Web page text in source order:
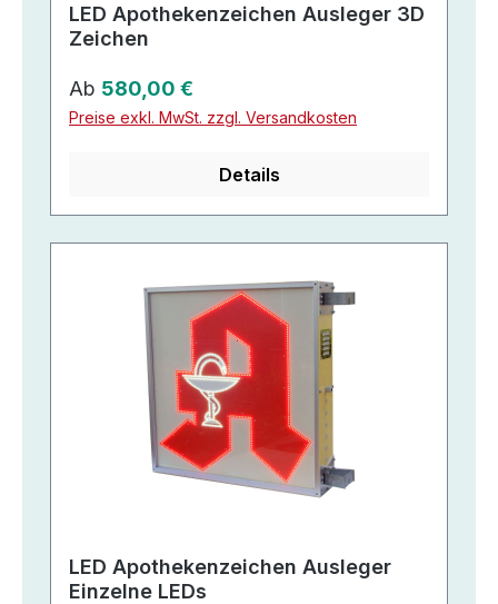
LED Apothekenzeichen Ausleger 3D
Zeichen
Regulärer Preis:
Ab 580,00 €
Preise exkl. MwSt. zzgl. Versandkosten
Details
LED Apothekenzeichen Ausleger
Einzelne LEDs